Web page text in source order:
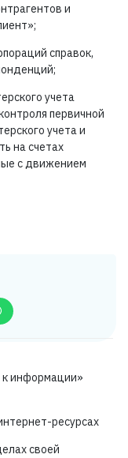
и
справок,
учета
первичной
учета и
на счетах
с движением
к информации»
ресурсах
своей